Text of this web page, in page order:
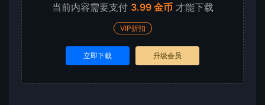
当前内容需要支付 3.99 金币 才能下载
VIP折扣
立即下载 升级会员